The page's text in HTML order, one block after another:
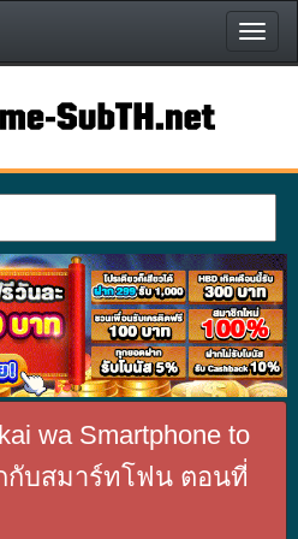
หน้า
แรก
wa Smartphone to
กับสมาร์ทโฟน ตอนที่